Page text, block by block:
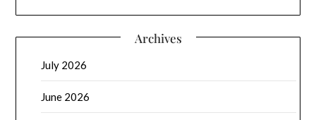
Archives
July 2026
June 2026